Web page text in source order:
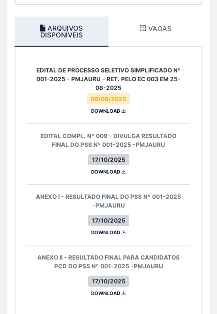
ARQUIVOS
DISPONÍVEIS
VAGAS
06/08/2025
EDITAL DE PROCESSO SELETIVO SIMPLIFICADO Nº
001-2025 - PMJAURU - RET. PELO EC 003 EM 25-
08-2025
DOWNLOAD
17/10/2025
EDITAL COMPL. Nº 009 - DIVULGA RESULTADO
FINAL DO PSS Nº 001-2025 -PMJAURU
DOWNLOAD
17/10/2025
ANEXO I - RESULTADO FINAL DO PSS Nº 001-2025
-PMJAURU
DOWNLOAD
17/10/2025
ANEXO II - RESULTADO FINAL PARA CANDIDATOS
PCD DO PSS Nº 001-2025 -PMJAURU
DOWNLOAD